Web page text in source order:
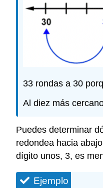
33 rondas a 30
Al diez más
Puedes determinar
redondea hacia
dígito unos, 3, es
Ejemplo